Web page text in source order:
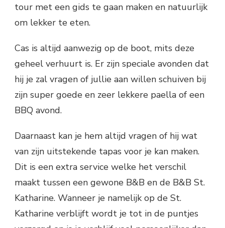
tour met een gids te gaan maken en natuurlijk
om lekker te eten.
Cas is altijd aanwezig op de boot, mits deze
geheel verhuurt is. Er zijn speciale avonden dat
hij je zal vragen of jullie aan willen schuiven bij
zijn super goede en zeer lekkere paella of een
BBQ avond.
Daarnaast kan je hem altijd vragen of hij wat
van zijn uitstekende tapas voor je kan maken.
Dit is een extra service welke het verschil
maakt tussen een gewone B&B en de B&B St.
Katharine. Wanneer je namelijk op de St.
Katharine verblijft wordt je tot in de puntjes